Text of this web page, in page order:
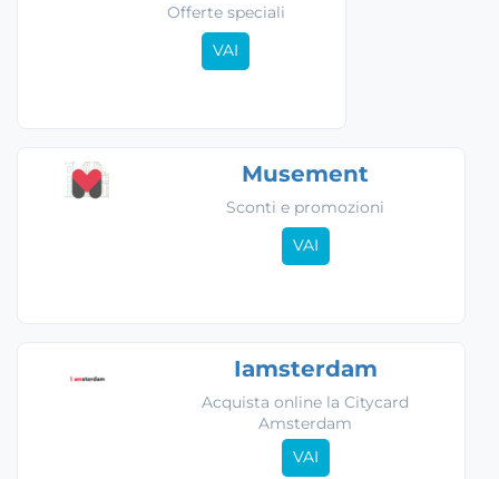
Offerte speciali
VAI
Musement
Sconti e promozioni
VAI
Iamsterdam
Acquista online la Citycard
Amsterdam
VAI